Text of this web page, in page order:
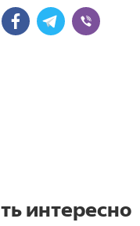
интересно